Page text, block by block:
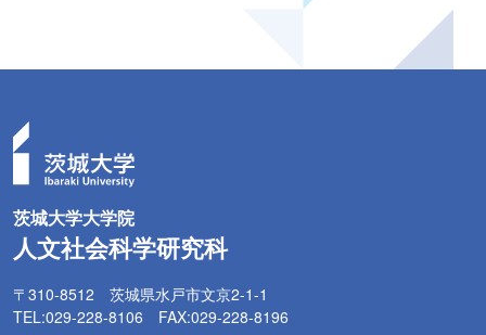
茨城大学大学院
人文社会科学研究科
〒310-8512 茨城県水戸市文京2-1-1
TEL:029-228-8106 FAX:029-228-8196